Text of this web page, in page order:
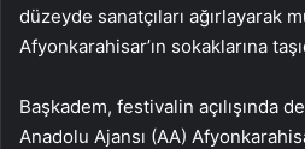
düzeyde sanatçıları ağırlayarak
Afyonkarahisar’ın sokaklarına
Başkadem, festivalin açılışında
Anadolu Ajansı (AA)